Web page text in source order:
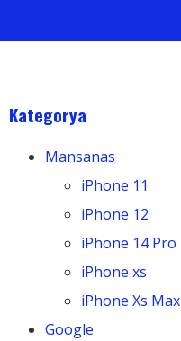
Kategorya
Mansanas
iPhone 11
iPhone 12
iPhone 14 Pro
iPhone xs
iPhone Xs Max
Google